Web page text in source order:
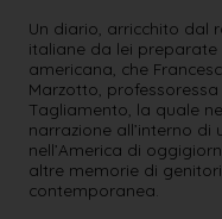
Un diario, arricchito dal
italiane da lei
americana, che
Marzotto,
Tagliamento, la quale
narrazione all’interno di
nell’America di
altre memorie di
contemporanea.